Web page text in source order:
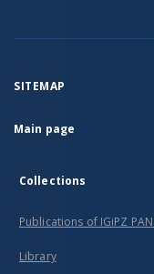
SITEMAP
Main page
Collections
Publications of IGiPZ
Library